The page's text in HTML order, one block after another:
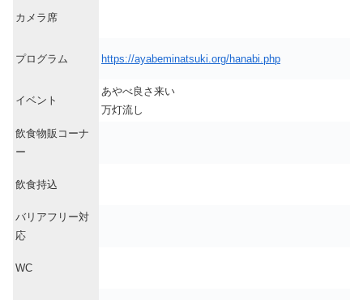
カメラ席
プログラム https://ayabeminatsuki.org/hanabi.php
イベント
あやべ良さ来い
万灯流し
飲食物販コーナ
ー
飲食持込
バリアフリー対
応
WC